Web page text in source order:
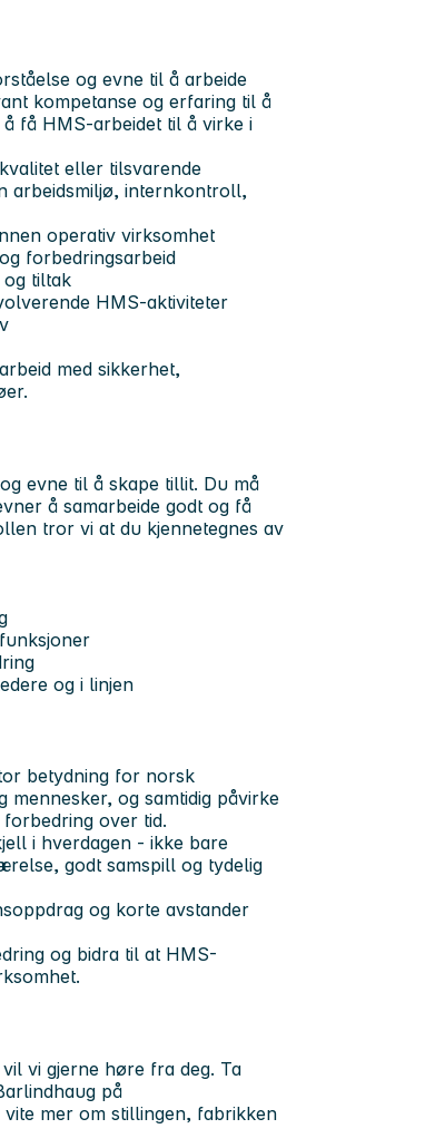
og evne til å arbeide
kompetanse og erfaring til å
få HMS-arbeidet til å virke i
eller tilsvarende
arbeidsmiljø, internkontroll,
operativ virksomhet
forbedringsarbeid
tiltak
HMS-aktiviteter
med sikkerhet,
evne til å skape tillit. Du må
å samarbeide godt og få
tror vi at du kjennetegnes av
og i linjen
betydning for norsk
og samtidig påvirke
over tid.
i hverdagen - ikke bare
godt samspill og tydelig
og korte avstander
og bidra til at HMS-
vi gjerne høre fra deg. Ta
på
mer om stillingen, fabrikken